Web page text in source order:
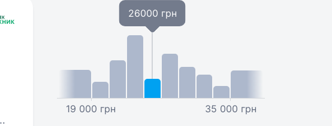
19 000 грн
26000 грн
35 000 грн